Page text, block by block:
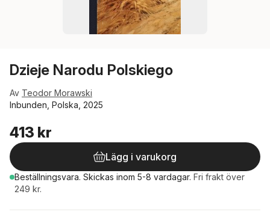
Dzieje Narodu Polskiego
Av Teodor Morawski
Inbunden, Polska, 2025
413 kr
Lägg i varukorg
Beställningsvara. Skickas inom 5-8 vardagar. Fri frakt över
249 kr.